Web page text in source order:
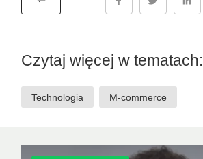
Poprzedni wpis
Czytaj więcej w tematach:
Technologia M-commerce